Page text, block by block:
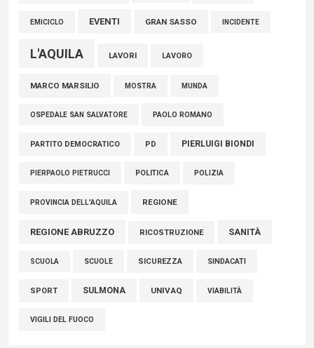
EMICICLO EVENTI GRAN SASSO INCIDENTE
L'AQUILA LAVORI LAVORO
MARCO MARSILIO MOSTRA MUNDA
OSPEDALE SAN SALVATORE PAOLO ROMANO
PARTITO DEMOCRATICO PD PIERLUIGI BIONDI
PIERPAOLO PIETRUCCI POLITICA POLIZIA
PROVINCIA DELL'AQUILA REGIONE
REGIONE ABRUZZO RICOSTRUZIONE SANITÀ
SCUOLA SCUOLE SICUREZZA SINDACATI
SPORT SULMONA UNIVAQ VIABILITÀ
VIGILI DEL FUOCO